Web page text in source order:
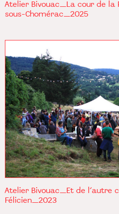
Atelier Bivouac_La cour de
sous-Chomérac_2025
Atelier Bivouac_Et de l’autre
Félicien_2023